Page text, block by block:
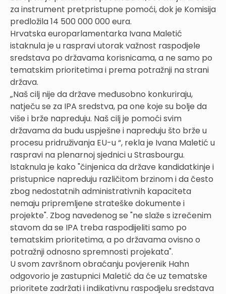
za instrument pretpristupne pomoći, dok je Komisija
predložila 14 500 000 000 eura.
Hrvatska europarlamentarka Ivana Maletić
istaknula je u raspravi utorak važnost raspodjele
sredstava po državama korisnicama, a ne samo po
tematskim prioritetima i prema potražnji na strani
država.
„Naš cilj nije da države međusobno konkuriraju,
natječu se za IPA sredstva, pa one koje su bolje da
više i brže napreduju. Naš cilj je pomoći svim
državama da budu uspješne i napreduju što brže u
procesu pridruživanja EU-u “, rekla je Ivana Maletić u
raspravi na plenarnoj sjednici u Strasbourgu.
Istaknula je kako "činjenica da države kandidatkinje i
pristupnice napreduju različitom brzinom i da često
zbog nedostatnih administrativnih kapaciteta
nemaju pripremljene strateške dokumente i
projekte". Zbog navedenog se "ne slaže s izrečenim
stavom da se IPA treba raspodijeliti samo po
tematskim prioritetima, a po državama ovisno o
potražnji odnosno spremnosti projekata".
U svom završnom obraćanju povjerenik Hahn
odgovorio je zastupnici Maletić da će uz tematske
prioritete zadržati i indikativnu raspodjelu sredstava